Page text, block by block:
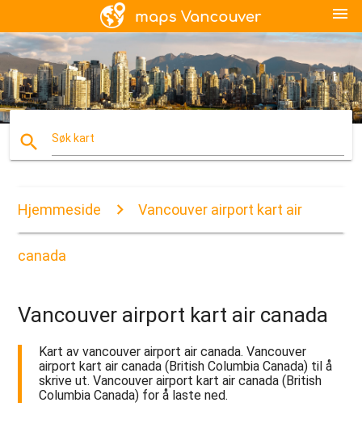
menu
search Søk kart
Hjemmeside Vancouver airport kart air
canada
Vancouver airport kart air canada
Kart av vancouver airport air canada. Vancouver
airport kart air canada (British Columbia Canada) til å
skrive ut. Vancouver airport kart air canada (British
Columbia Canada) for å laste ned.